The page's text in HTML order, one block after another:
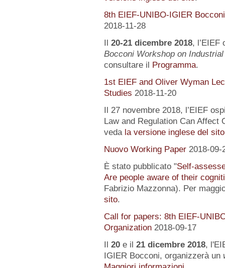
8th EIEF-UNIBO-IGIER
2018-11-28
Il 20-21 dicembre 2018, l’EIEF
Bocconi Workshop on
consultare il Programma.
1st EIEF and Oliver Wyman
Studies 2018-11-20
Il 27 novembre 2018, l’EIEF
Law and Regulation Can Affect
veda la versione inglese del
Nuovo Working Paper 2018-09-
È stato pubblicato "Self-
Are people aware of their
Fabrizio Mazzonna). Per
sito.
Call for papers: 8th EIEF-
Organization 2018-09-17
Il 20 e il 21 dicembre 2018,
IGIER Bocconi, organizzerà un